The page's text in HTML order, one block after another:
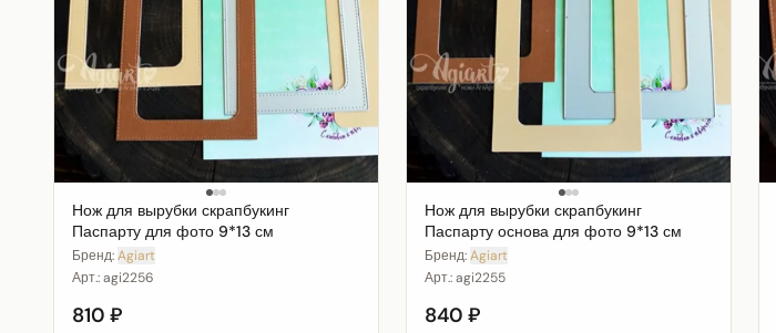
Нож для вырубки скрапбукинг
Паспарту для фото 9*13 см
Бренд:Agiart
Арт.:agi2256
810 ₽
Нож для вырубки скрапбукинг
Паспарту основа для фото 9*13 см
Бренд:Agiart
Арт.:agi2255
840 ₽